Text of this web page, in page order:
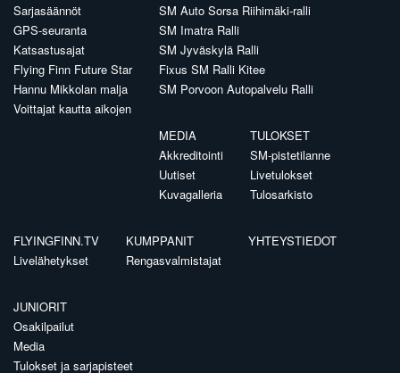
Sarjasäännöt
GPS-seuranta
Katsastusajat
Flying Finn Future Star
Hannu Mikkolan malja
Voittajat kautta aikojen
SM Auto Sorsa Riihimäki-ralli
SM Imatra Ralli
SM Jyväskylä Ralli
Fixus SM Ralli Kitee
SM Porvoon Autopalvelu Ralli
MEDIA
Akkreditointi
Uutiset
Kuvagalleria
TULOKSET
SM-pistetilanne
Livetulokset
Tulosarkisto
FLYINGFINN.TV
Livelähetykset
KUMPPANIT
Rengasvalmistajat
YHTEYSTIEDOT
JUNIORIT
Osakilpailut
Media
Tulokset ja sarjapisteet